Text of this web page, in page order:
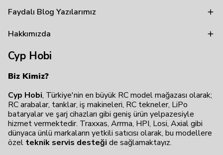
Faydalı Blog Yazılarımız
Hakkımızda
Cyp Hobi
Biz Kimiz?
Cyp Hobi, Türkiye'nin en büyük RC model mağazası olarak;
RC arabalar, tanklar, iş makineleri, RC tekneler, LiPo
bataryalar ve şarj cihazları gibi geniş ürün yelpazesiyle
hizmet vermektedir. Traxxas, Arrma, HPI, Losi, Axial gibi
dünyaca ünlü markaların yetkili satıcısı olarak, bu modellere
özel teknik servis desteği de sağlamaktayız.